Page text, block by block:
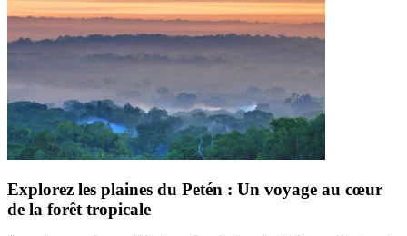
Explorez les plaines du Petén : Un voyage au cœur
de la forêt tropicale